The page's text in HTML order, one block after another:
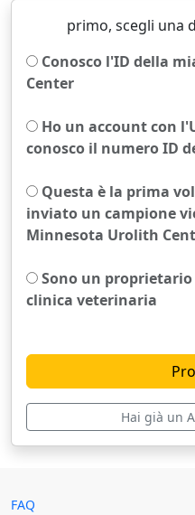
primo, scegli una
Conosco l'ID della
Center
Ho un account con
conosco il numero ID
Questa è la prima
inviato un campione
Minnesota Urolith
Sono un
clinica veterinaria
Hai già un
FAQ